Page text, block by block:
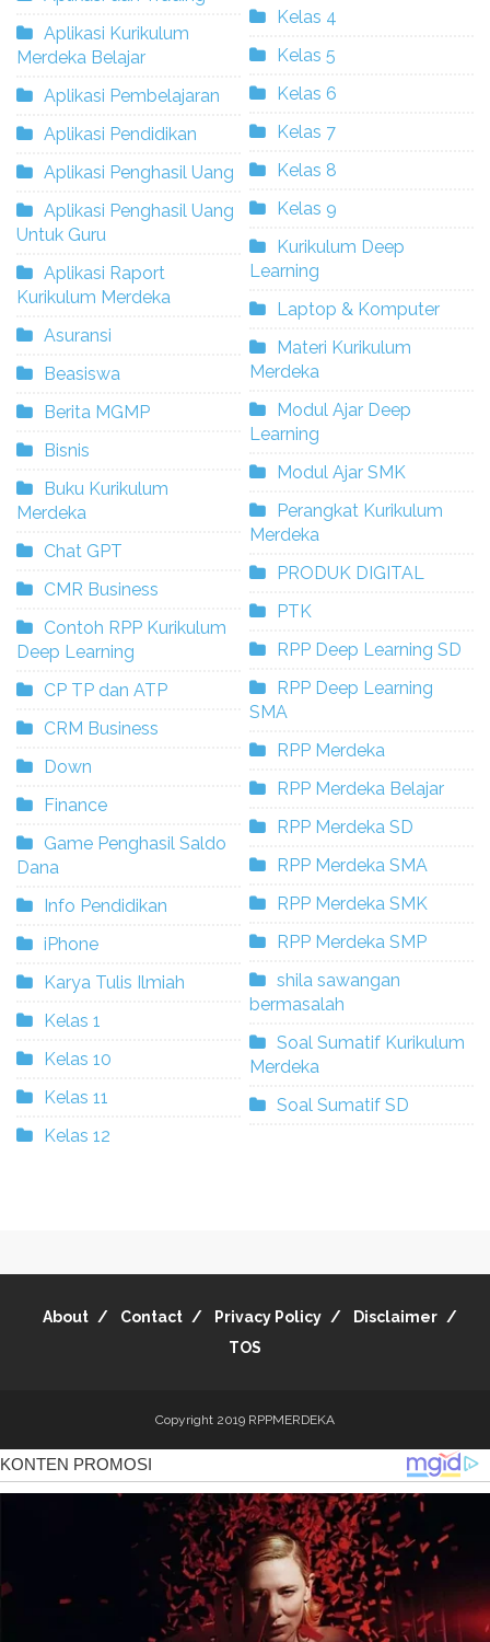
Aplikasi Kurikulum
Merdeka Belajar
Aplikasi Pembelajaran
Aplikasi Pendidikan
Aplikasi Penghasil Uang
Aplikasi Penghasil Uang
Untuk Guru
Aplikasi Raport
Kurikulum Merdeka
Asuransi
Beasiswa
Berita MGMP
Bisnis
Buku Kurikulum
Merdeka
Chat GPT
CMR Business
Contoh RPP Kurikulum
Deep Learning
CP TP dan ATP
CRM Business
Down
Finance
Game Penghasil Saldo
Dana
Info Pendidikan
iPhone
Karya Tulis Ilmiah
Kelas 1
Kelas 10
Kelas 11
Kelas 12
Kelas 4
Kelas 5
Kelas 6
Kelas 7
Kelas 8
Kelas 9
Kurikulum Deep
Learning
Laptop & Komputer
Materi Kurikulum
Merdeka
Modul Ajar Deep
Learning
Modul Ajar SMK
Perangkat Kurikulum
Merdeka
PRODUK DIGITAL
PTK
RPP Deep Learning SD
RPP Deep Learning
SMA
RPP Merdeka
RPP Merdeka Belajar
RPP Merdeka SD
RPP Merdeka SMA
RPP Merdeka SMK
RPP Merdeka SMP
shila sawangan
bermasalah
Soal Sumatif Kurikulum
Merdeka
Soal Sumatif SD
About Contact Privacy Policy
Disclaimer
TOS
Copyright 2019 RPPMERDEKA